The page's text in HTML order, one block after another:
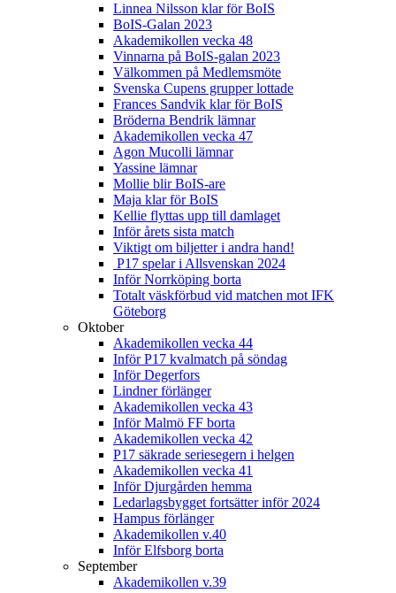
Linnea Nilsson klar för BoIS
BoIS-Galan 2023
Akademikollen vecka 48
Vinnarna på BoIS-galan 2023
Välkommen på Medlemsmöte
Svenska Cupens grupper lottade
Frances Sandvik klar för BoIS
Bröderna Bendrik lämnar
Akademikollen vecka 47
Agon Mucolli lämnar
Yassine lämnar
Mollie blir BoIS-are
Maja klar för BoIS
Kellie flyttas upp till damlaget
Inför årets sista match
Viktigt om biljetter i andra hand!
P17 spelar i Allsvenskan 2024
Inför Norrköping borta
Totalt väskförbud vid matchen mot IFK
Göteborg
Oktober
Akademikollen vecka 44
Inför P17 kvalmatch på söndag
Inför Degerfors
Lindner förlänger
Akademikollen vecka 43
Inför Malmö FF borta
Akademikollen vecka 42
P17 säkrade seriesegern i helgen
Akademikollen vecka 41
Inför Djurgården hemma
Ledarlagsbygget fortsätter inför 2024
Hampus förlänger
Akademikollen v.40
Inför Elfsborg borta
September
Akademikollen v.39